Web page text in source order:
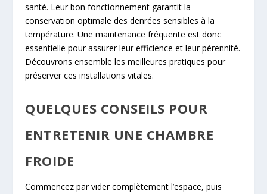
santé. Leur bon fonctionnement garantit la
conservation optimale des denrées sensibles à la
température. Une maintenance fréquente est donc
essentielle pour assurer leur efficience et leur pérennité.
Découvrons ensemble les meilleures pratiques pour
préserver ces installations vitales.
QUELQUES CONSEILS POUR
ENTRETENIR UNE CHAMBRE
FROIDE
Commencez par vider complètement l’espace, puis